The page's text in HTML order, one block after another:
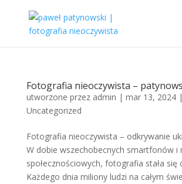
Fotografia nieoczywista –
utworzone przez admin | mar 13, 2024|
Uncategorized
Fotografia nieoczywista – odkrywanie
W dobie wszechobecnych smartfonów i
społecznościowych, fotografia stała się
Każdego dnia miliony ludzi na całym